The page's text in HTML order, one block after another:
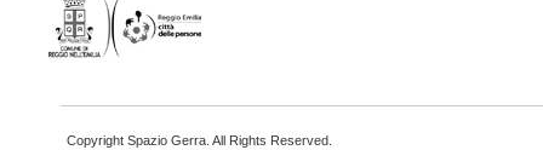
Copyright Spazio Gerra. All Rights Reserved.